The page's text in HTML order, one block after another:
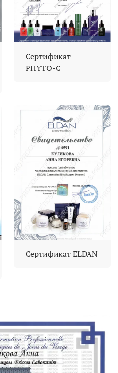
Сертификат
PHYTO-C
Сертификат ELDAN